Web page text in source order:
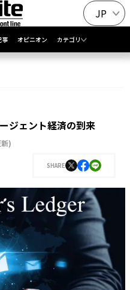
JP
事 オピニオン カテゴリ
ジェント経済の到来
)
SHARE